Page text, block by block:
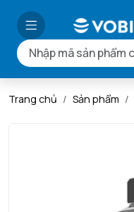
Trang chủ Sản phẩm